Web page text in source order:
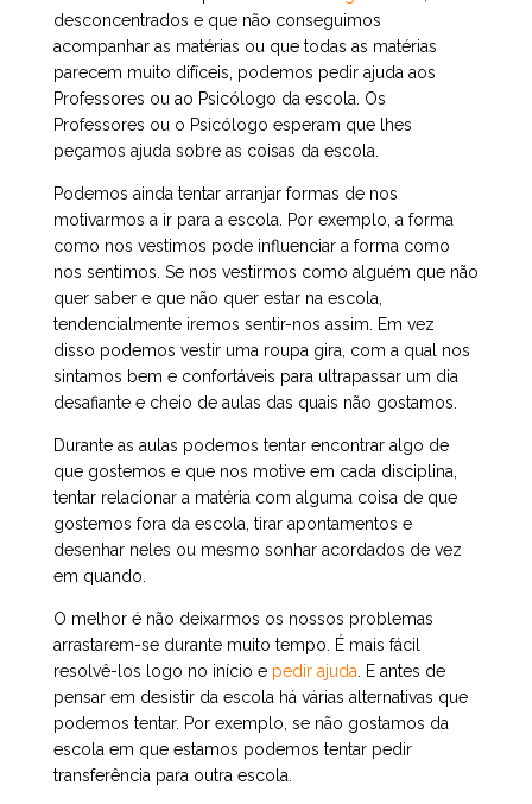
desconcentrados e que não conseguimos
acompanhar as matérias ou que todas as matérias
parecem muito difíceis, podemos pedir ajuda aos
Professores ou ao Psicólogo da escola. Os
Professores ou o Psicólogo esperam que lhes
peçamos ajuda sobre as coisas da escola.
Podemos ainda tentar arranjar formas de nos
motivarmos a ir para a escola. Por exemplo, a forma
como nos vestimos pode influenciar a forma como
nos sentimos. Se nos vestirmos como alguém que não
quer saber e que não quer estar na escola,
tendencialmente iremos sentir-nos assim. Em vez
disso podemos vestir uma roupa gira, com a qual nos
sintamos bem e confortáveis para ultrapassar um dia
desafiante e cheio de aulas das quais não gostamos.
Durante as aulas podemos tentar encontrar algo de
que gostemos e que nos motive em cada disciplina,
tentar relacionar a matéria com alguma coisa de que
gostemos fora da escola, tirar apontamentos e
desenhar neles ou mesmo sonhar acordados de vez
em quando.
O melhor é não deixarmos os nossos problemas
arrastarem-se durante muito tempo. É mais fácil
resolvê-los logo no início e pedir ajuda . E antes de
pensar em desistir da escola há várias alternativas que
podemos tentar. Por exemplo, se não gostamos da
escola em que estamos podemos tentar pedir
transferência para outra escola.